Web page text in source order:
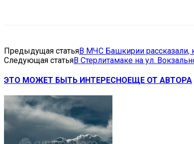
Предыдущая статьяВ МЧС Башкирии рассказали,
Следующая статьяВ Стерлитамаке на ул.
ЭТО МОЖЕТ БЫТЬ ИНТЕРЕСНОЕЩЕ ОТ АВТОРА